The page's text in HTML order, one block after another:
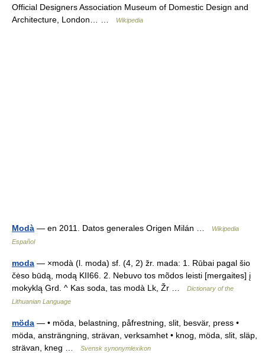
Official Designers Association Museum of Domestic Design and
Architecture, London… …
Wikipedia
Modà — en 2011. Datos generales Origen Milán …
Wikipedia
Español
moda — ×modà (l. moda) sf. (4, 2) žr. mada: 1. Rūbai pagal šio
čėso būdą, modą KII66. 2. Nebuvo tos mõdos leisti [mergaites] į
mokyklą Grd. ^ Kas soda, tas modà Lk, Žr …
Dictionary of the
Lithuanian Language
möda — • möda, belastning, påfrestning, slit, besvär, press •
möda, ansträngning, strävan, verksamhet • knog, möda, slit, släp,
strävan, kneg …
Svensk synonymlexikon